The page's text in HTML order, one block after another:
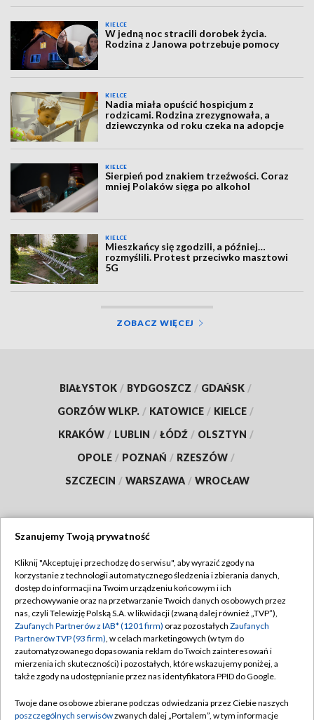
KIELCE
W jedną noc stracili dorobek życia.
Rodzina z Janowa potrzebuje pomocy
KIELCE
Nadia miała opuścić hospicjum z
rodzicami. Rodzina zrezygnowała, a
dziewczynka od roku czeka na adopcje
KIELCE
Sierpień pod znakiem trzeźwości. Coraz
mniej Polaków sięga po alkohol
KIELCE
Mieszkańcy się zgodzili, a później…
rozmyślili. Protest przeciwko masztowi
5G
ZOBACZ WIĘCEJ
BIAŁYSTOK / BYDGOSZCZ / GDAŃSK /
GORZÓW WLKP. / KATOWICE / KIELCE /
KRAKÓW / LUBLIN / ŁÓDŹ / OLSZTYN /
OPOLE / POZNAŃ / RZESZÓW /
SZCZECIN / WARSZAWA / WROCŁAW
TVP
Abonament TVP
Emisja w TVP
Centrum informacji TVP
Naziemna Telewizja Cyfrowa
Rada Programowa
Regulamin TVP
Polityka prywatności
Moje zgody
Pomoc
Kontakt
Szanujemy Twoją prywatność
Kliknij "Akceptuję i przechodzę do serwisu", aby wyrazić zgody na
korzystanie z technologii automatycznego śledzenia i zbierania danych,
dostęp do informacji na Twoim urządzeniu końcowym i ich
przechowywanie oraz na przetwarzanie Twoich danych osobowych przez
nas, czyli Telewizję Polską S.A. w likwidacji (zwaną dalej również „TVP”),
Zaufanych Partnerów z IAB* (1201 firm) oraz pozostałych Zaufanych
Partnerów TVP (93 firm), w celach marketingowych (w tym do
zautomatyzowanego dopasowania reklam do Twoich zainteresowań i
mierzenia ich skuteczności) i pozostałych, które wskazujemy poniżej, a
także zgody na udostępnianie przez nas identyfikatora PPID do Google.
Twoje dane osobowe zbierane podczas odwiedzania przez Ciebie naszych
poszczególnych serwisówzwanych dalej „Portalem”, w tym informacje